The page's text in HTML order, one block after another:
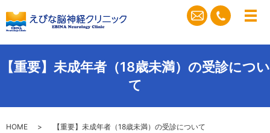
メ
【重要】未成年者（18歳未満）の受診につい
て
HOME 【重要】未成年者（18歳未満）の受診について